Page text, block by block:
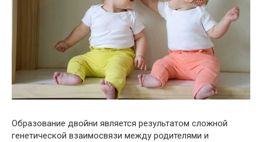
Образование двойни является результатом сложной
генетической взаимосвязи между родителями и